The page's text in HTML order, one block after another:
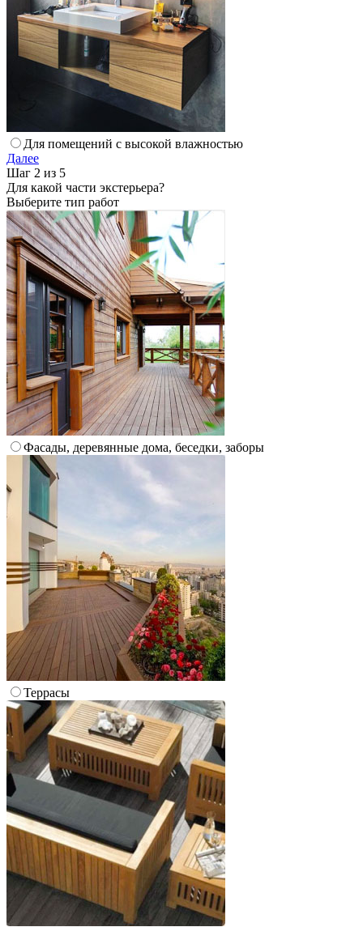
Для помещений с высокой влажностью
Далее
Шаг 2 из 5
Для какой части экстерьера?
Выберите тип работ
Фасады, деревянные дома, беседки, заборы
Террасы